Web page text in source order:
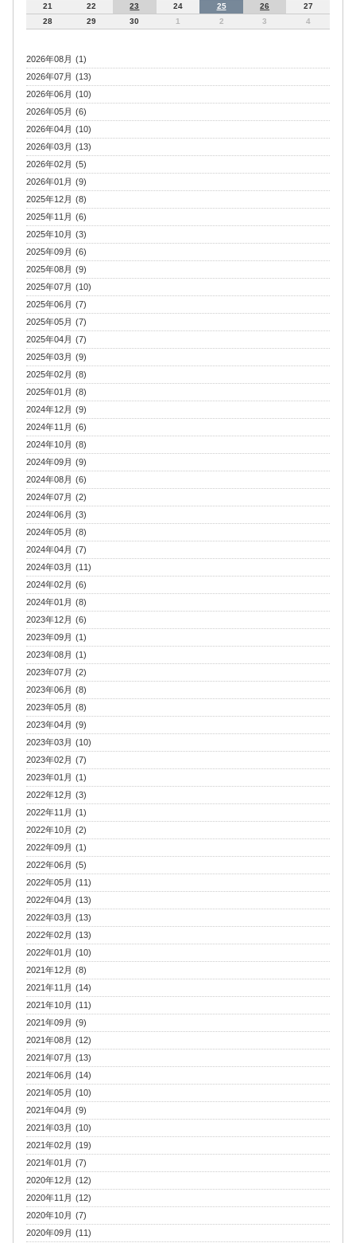
21
22 23 24 25 26
27
28
29 30 1 2 3 4
2026年08月 (1)
2026年07月 (13)
2026年06月 (10)
2026年05月 (6)
2026年04月 (10)
2026年03月 (13)
2026年02月 (5)
2026年01月 (9)
2025年12月 (8)
2025年11月 (6)
2025年10月 (3)
2025年09月 (6)
2025年08月 (9)
2025年07月 (10)
2025年06月 (7)
2025年05月 (7)
2025年04月 (7)
2025年03月 (9)
2025年02月 (8)
2025年01月 (8)
2024年12月 (9)
2024年11月 (6)
2024年10月 (8)
2024年09月 (9)
2024年08月 (6)
2024年07月 (2)
2024年06月 (3)
2024年05月 (8)
2024年04月 (7)
2024年03月 (11)
2024年02月 (6)
2024年01月 (8)
2023年12月 (6)
2023年09月 (1)
2023年08月 (1)
2023年07月 (2)
2023年06月 (8)
2023年05月 (8)
2023年04月 (9)
2023年03月 (10)
2023年02月 (7)
2023年01月 (1)
2022年12月 (3)
2022年11月 (1)
2022年10月 (2)
2022年09月 (1)
2022年06月 (5)
2022年05月 (11)
2022年04月 (13)
2022年03月 (13)
2022年02月 (13)
2022年01月 (10)
2021年12月 (8)
2021年11月 (14)
2021年10月 (11)
2021年09月 (9)
2021年08月 (12)
2021年07月 (13)
2021年06月 (14)
2021年05月 (10)
2021年04月 (9)
2021年03月 (10)
2021年02月 (19)
2021年01月 (7)
2020年12月 (12)
2020年11月 (12)
2020年10月 (7)
2020年09月 (11)